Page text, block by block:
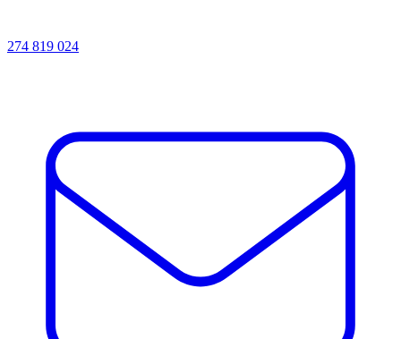
274 819 024